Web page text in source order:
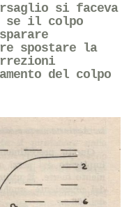
si faceva
se il colpo
spostare la
del colpo